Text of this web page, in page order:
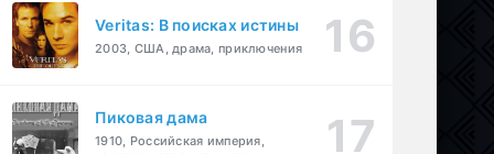
Veritas: В поисках истины
2003, США, драма, приключения
Пиковая дама
1910, Российская империя,